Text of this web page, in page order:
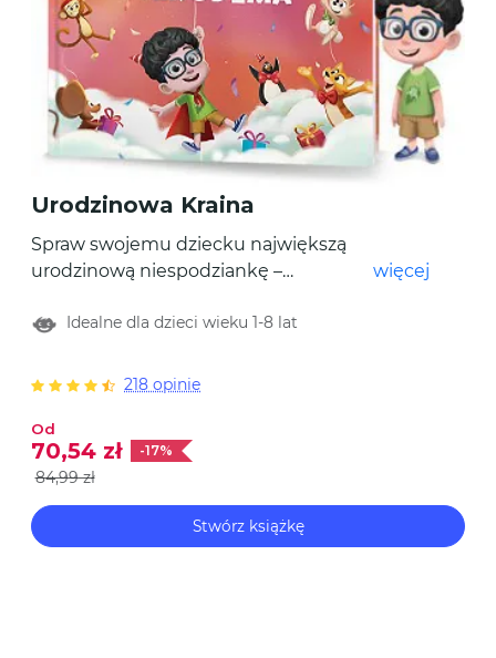
Urodzinowa Kraina
Spraw swojemu dziecku największą
urodzinową niespodziankę –
bohaterem stworzonym na jego
wyjątkowych urodzinowych przygód. Twój
tajemnicze krainy i zanurkuje w magiczne,
podwodne światy. W książce znajdziesz
także ilustrowany tort ze świeczkami
dopasowanymi do wieku dziecka!
więcej
Idealne dla dzieci wieku 1-8 lat
218 opinie
Od
70,54 zł -17%
84,99 zł
Stwórz książkę